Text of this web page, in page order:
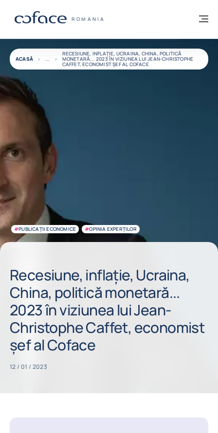
COFACE FOR TRADE - WEBSITE GRUP
ROMANIA
Înapoi la pagina de start
#PUBLICAȚII ECONOMICE #OPINIA EXPERȚILOR
ACASĂ
RECESIUNE, INFLAȚIE, UCRAINA, CHINA, POLITICĂ
MONETARĂ... 2023 ÎN VIZIUNEA LUI JEAN-CHRISTOPHE
CAFFET, ECONOMIST ȘEF AL COFACE
Recesiune, inflație, Ucraina,
China, politică monetară...
2023 în viziunea lui Jean-
Christophe Caffet, economist
șef al Coface
12 / 01 / 2023